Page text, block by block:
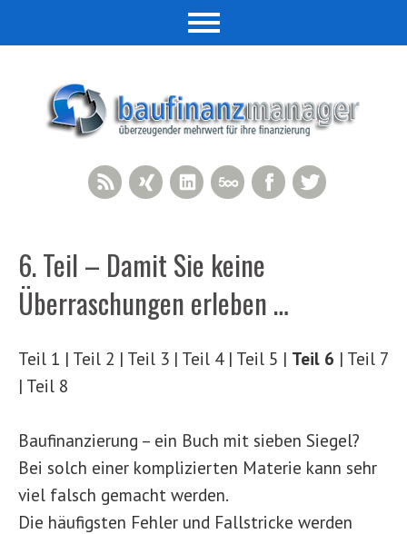
Facebook
500px
LinkedIn
Xing
RSS Feed
6. Teil – Damit Sie keine
Überraschungen erleben …
Teil 1 | Teil 2 | Teil 3 | Teil 4 | Teil 5 | Teil 6 | Teil 7
| Teil 8
Baufinanzierung – ein Buch mit sieben Siegel?
Bei solch einer komplizierten Materie kann sehr
viel falsch gemacht werden.
Die häufigsten Fehler und Fallstricke werden